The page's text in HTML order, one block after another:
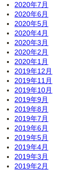
2020年7月
2020年6月
2020年5月
2020年4月
2020年3月
2020年2月
2020年1月
2019年12月
2019年11月
2019年10月
2019年9月
2019年8月
2019年7月
2019年6月
2019年5月
2019年4月
2019年3月
2019年2月